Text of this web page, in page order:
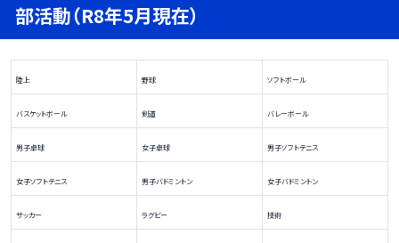
部活動（R8年5月現在）
陸上 野球 ソフトボール
バスケットボール 剣道 バレーボール
男子卓球 女子卓球 男子ソフトテニス
女子ソフトテニス 男子バドミントン 女子バドミントン
サッカー ラグビー 技術